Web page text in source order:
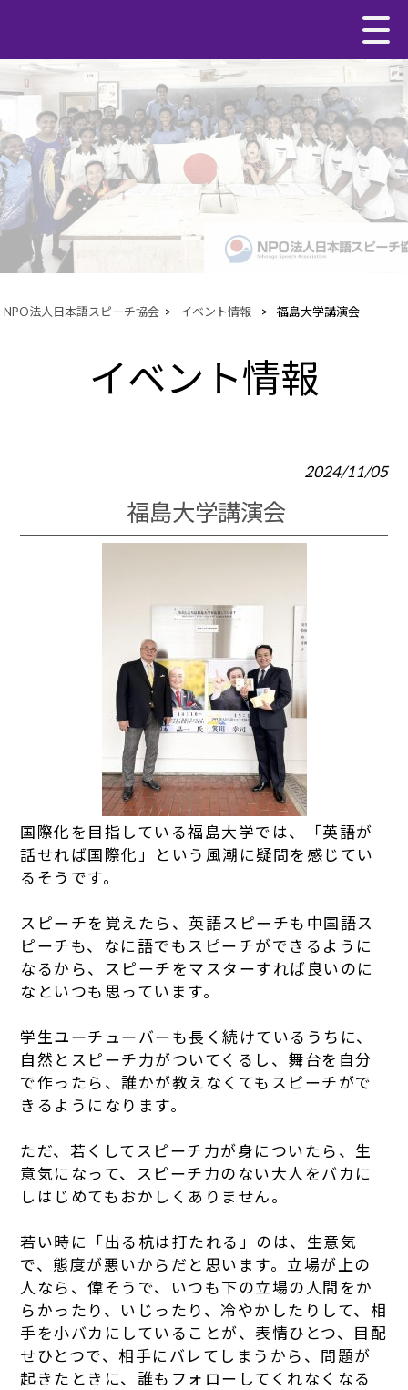
NPO法人日本語スピーチ協会 > イベント情報 > 福島大学講演会
イベント情報
2024/11/05
福島大学講演会
国際化を目指している福島大学では、「英語が
話せれば国際化」という風潮に疑問を感じてい
るそうです。
スピーチを覚えたら、英語スピーチも中国語ス
ピーチも、なに語でもスピーチができるように
なるから、スピーチをマスターすれば良いのに
なといつも思っています。
学生ユーチューバーも長く続けているうちに、
自然とスピーチ力がついてくるし、舞台を自分
で作ったら、誰かが教えなくてもスピーチがで
きるようになります。
ただ、若くしてスピーチ力が身についたら、生
意気になって、スピーチ力のない大人をバカに
しはじめてもおかしくありません。
若い時に「出る杭は打たれる」のは、生意気
で、態度が悪いからだと思います。立場が上の
人なら、偉そうで、いつも下の立場の人間をか
らかったり、いじったり、冷やかしたりして、相
手を小バカにしていることが、表情ひとつ、目配
せひとつで、相手にバレてしまうから、問題が
起きたときに、誰もフォローしてくれなくなる